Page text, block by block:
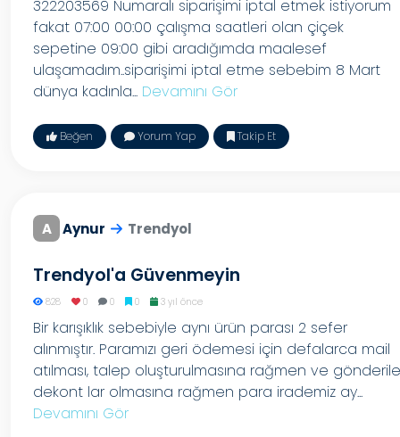
322203569 Numaralı siparişimi iptal etmek istiyorum
fakat 07:00 00:00 çalışma saatleri olan çiçek
sepetine 09:00 gibi aradığımda maalesef
ulaşamadım..siparişimi iptal etme sebebim 8 Mart
dünya kadınla... Devamını Gör
Beğen Yorum Yap Takip Et
A Aynur Trendyol
Trendyol'a Güvenmeyin
828 0 0 0 3 yıl önce
Bir karışıklık sebebiyle aynı ürün parası 2 sefer
alınmıştır. Paramızı geri ödemesi için defalarca mail
atılması, talep oluşturulmasına rağmen ve
dekont lar olmasına rağmen para irademiz ay...
Devamını Gör